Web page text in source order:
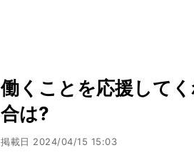
働くことを応援して
合は?
掲載日 2024/04/15 15:03